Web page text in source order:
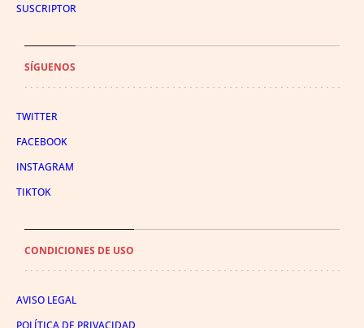
SUSCRIPTOR
SÍGUENOS
TWITTER
FACEBOOK
INSTAGRAM
TIKTOK
CONDICIONES DE USO
AVISO LEGAL
POLÍTICA DE PRIVACIDAD